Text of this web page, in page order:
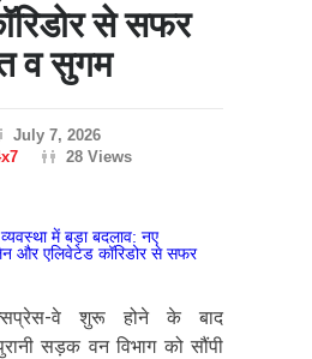
से सफर
व सुगम
July 7, 2026
28 Views
वे शुरू होने के बाद
सड़क वन विभाग को सौंपी